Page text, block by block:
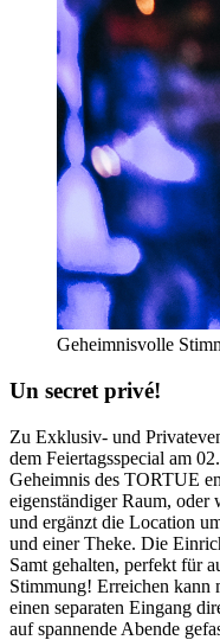
Geheimnisvolle
Un secret privé!
Zu Exklusiv- und
dem Feiertagsspecial am
Geheimnis des TORTUE
eigenständiger Raum,
und ergänzt die Location
und einer Theke. Die
Samt gehalten, perfekt für
Stimmung! Erreichen kann
einen separaten Eingang
auf spannende Abende